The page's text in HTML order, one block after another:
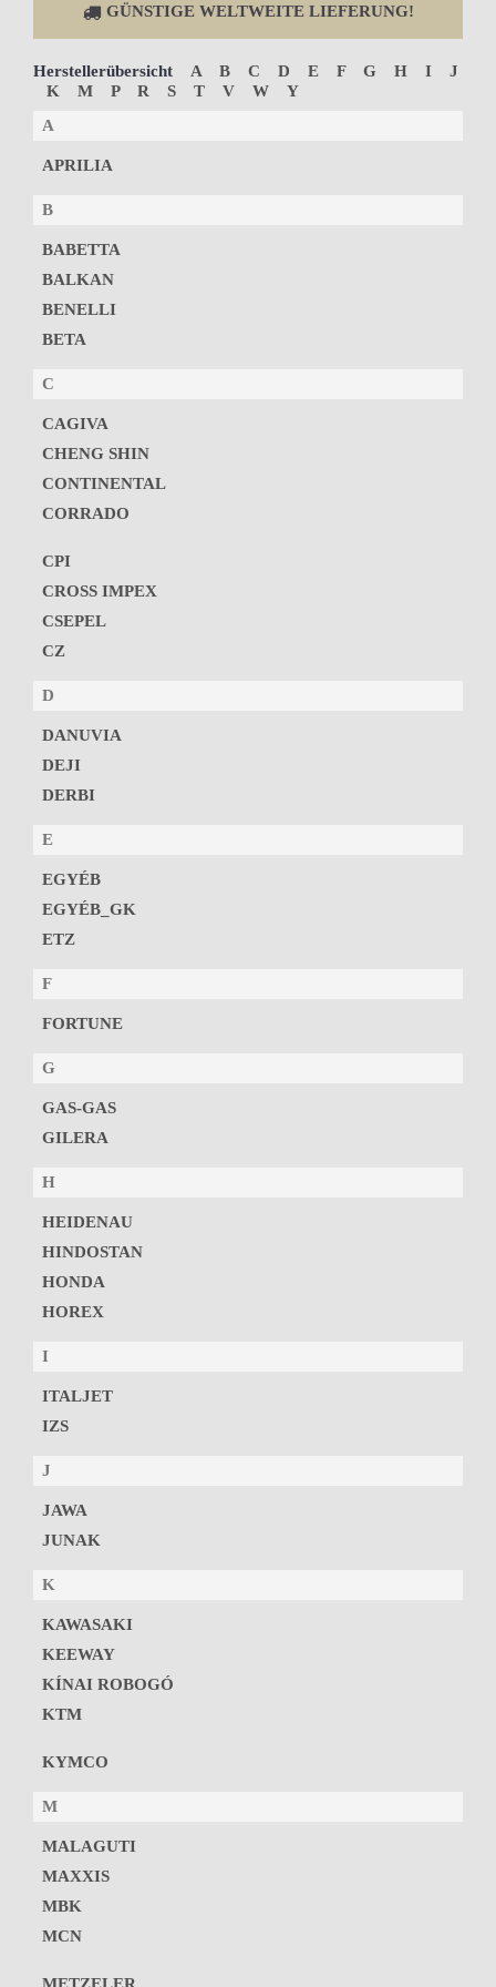
GÜNSTIGE WELTWEITE LIEFERUNG!
Herstellerübersicht A B C D E F G H I
J
K
M P R S T V W
Y
A
APRILIA
B
BABETTA
BALKAN
BENELLI
BETA
C
CAGIVA
CHENG SHIN
CONTINENTAL
CORRADO
CPI
CROSS IMPEX
CSEPEL
CZ
D
DANUVIA
DEJI
DERBI
E
EGYÉB
EGYÉB_GK
ETZ
F
FORTUNE
G
GAS-GAS
GILERA
H
HEIDENAU
HINDOSTAN
HONDA
HOREX
I
ITALJET
IZS
J
JAWA
JUNAK
K
KAWASAKI
KEEWAY
KÍNAI ROBOGÓ
KTM
KYMCO
M
MALAGUTI
MAXXIS
MBK
MCN